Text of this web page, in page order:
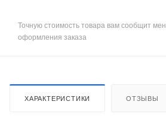
Точную стоимость товара вам сообщит
оформления заказа
ХАРАКТЕРИСТИКИ ОТЗЫВЫ